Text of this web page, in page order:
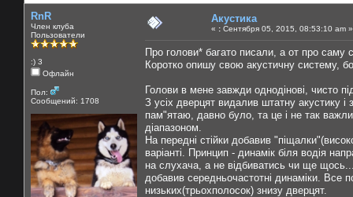
RnR
Член клуба
Пользователи
:) 3
Офлайн
Пол:
Сообщений: 1708
Акустика
« : Сентября 05, 2015, 08:53:10 am »
Про голови* багато писали, а от про саму
Коротко опишу свою акустичну систему,
Голови в мене завжди однодінові, чисто
З усіх дверцят видалив штатну акустику і
пам"ятаю, давно було, та це і не так
діапазоном.
На передні стійки добавив
варіанті. Принцип - динамік біля водія
на слухача, а не відбиватись чи ще
добавив середньочастотні динаміки. Все
низьких(трьохполосок) знизу дверцят.